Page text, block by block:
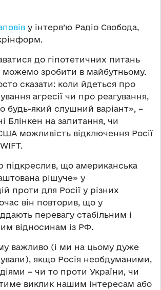
у інтерв’ю Радіо Свобода,
до гіпотетичних питань
зробити в майбутньому.
сказати: коли йдеться про
агресії чи про реагування,
будь-який слушний варіант», –
Блінкен на запитання, чи
можливість відключення Росії
підкреслив, що американська
рішуче» у
проти для Росії у різних
він повторив, що у
перевагу стабільним і
відносинам із РФ.
важливо (і ми на цьому дуже
якщо Росія необдуманими,
– чи то проти України, чи
виклик нашим інтересам або